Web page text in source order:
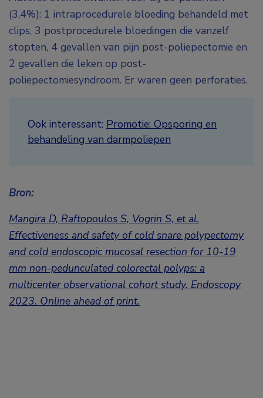
(3,4%): 1 intraprocedurele bloeding behandeld met
clips, 3 postprocedurele bloedingen die vanzelf
stopten, 4 gevallen van pijn post-poliepectomie en
2 gevallen die leken op post-
poliepectomiesyndroom. Er waren geen perforaties.
Ook interessant: Promotie: Opsporing en
behandeling van darmpoliepen
Bron:
Mangira D, Raftopoulos S, Vogrin S, et al.
Effectiveness and safety of cold snare polypectomy
and cold endoscopic mucosal resection for 10-19
mm non-pedunculated colorectal polyps: a
multicenter observational cohort study. Endoscopy
2023. Online ahead of print.